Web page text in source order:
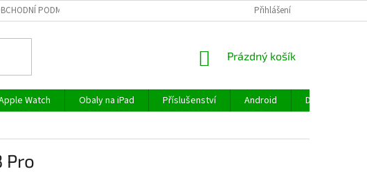
PODMÍNKY VRÁCENÍ ZBOŽÍ
Přihlášení
NÁKUPNÍ
Prázdný košík
Watch Obaly na iPad Příslušenství Android
Doprava a
Pro